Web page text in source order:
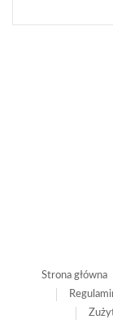
Strona główna